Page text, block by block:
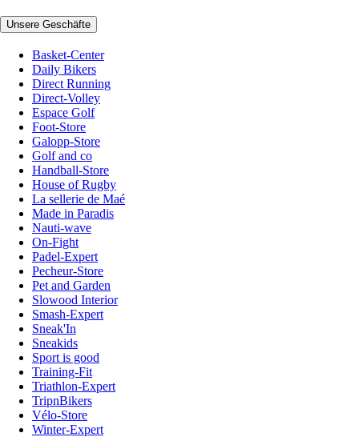
Unsere Geschäfte
Basket-Center
Daily Bikers
Direct Running
Direct-Volley
Espace Golf
Foot-Store
Galopp-Store
Golf and co
Handball-Store
House of Rugby
La sellerie de Maé
Made in Paradis
Nauti-wave
On-Fight
Padel-Expert
Pecheur-Store
Pet and Garden
Slowood Interior
Smash-Expert
Sneak'In
Sneakids
Sport is good
Training-Fit
Triathlon-Expert
TripnBikers
Vélo-Store
Winter-Expert